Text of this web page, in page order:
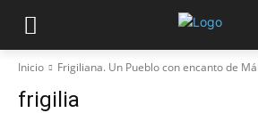
Inicio Frigiliana. Un Pueblo con encanto de
frigilia